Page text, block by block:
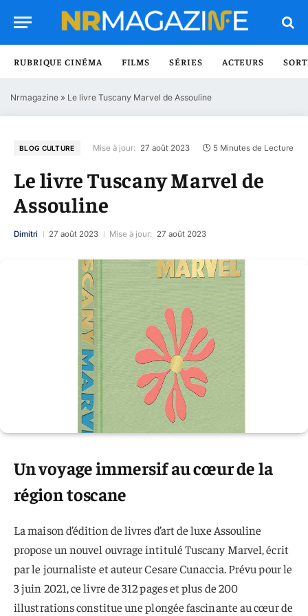
RUBRIQUE CINÉMA FILMS SÉRIES ACTEURS
Nrmagazine » Le livre Tuscany Marvel de Assouline
BLOG CULTURE Mise à jour: 27 août 2023 5 Minutes de Lecture
Le livre Tuscany Marvel de
Assouline
Dimitri 27 août 2023 Mise à jour: 27 août 2023
Un voyage immersif au cœur de la
région toscane
La maison d’édition de livres d’art de luxe Assouline
propose un nouvel ouvrage intitulé Tuscany Marvel, écrit
par le journaliste et auteur Cesare Cunaccia. Prévu pour le
3 juin 2021, ce livre de 312 pages et plus de 200
illustrations constitue une plongée fascinante au cœur de